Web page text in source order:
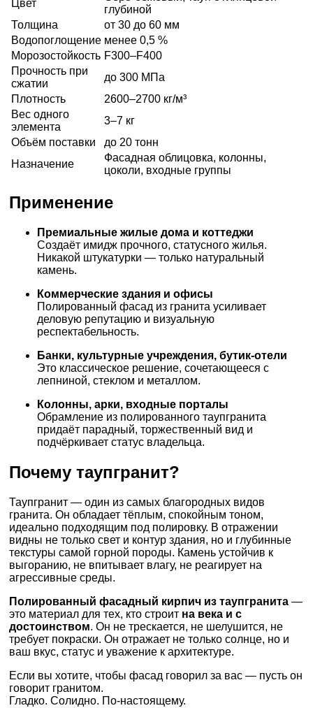
Цвет
глубиной
Толщина
от 30 до 60 мм
Водопоглощение менее 0,5 %
Морозостойкость F300–F400
Прочность при
сжатии
до 300 МПа
Плотность
2600–2700 кг/м³
Вес одного
элемента
3–7 кг
Объём поставки
до 20 тонн
Назначение
Фасадная облицовка, колонны,
цоколи, входные группы
Применение
Премиальные жилые дома и коттеджи
Создаёт имидж прочного, статусного жилья.
Никакой штукатурки — только натуральный
камень.
Коммерческие здания и офисы
Полированный фасад из гранита усиливает
деловую репутацию и визуальную
респектабельность.
Банки, культурные учреждения, бутик-отели
Это классическое решение, сочетающееся с
лепниной, стеклом и металлом.
Колонны, арки, входные порталы
Обрамление из полированного таупгранита
придаёт парадный, торжественный вид и
подчёркивает статус владельца.
Почему таупгранит?
Таупгранит — один из самых благородных видов
гранита. Он обладает тёплым, спокойным тоном,
идеально подходящим под полировку. В отражении
видны не только свет и контур здания, но и глубинные
текстуры самой горной породы. Камень устойчив к
выгоранию, не впитывает влагу, не реагирует на
агрессивные среды.
Полированный фасадный кирпич из таупгранита —
это материал для тех, кто строит на века и с
достоинством. Он не трескается, не шелушится, не
требует покраски. Он отражает не только солнце, но и
ваш вкус, статус и уважение к архитектуре.
Если вы хотите, чтобы фасад говорил за вас — пусть он
говорит гранитом.
Гладко. Солидно. По-настоящему.